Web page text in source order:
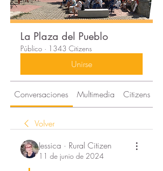
La Plaza del Pueblo
Público · 1343 Citizens
Unirse
Conversaciones Multimedia Citizens
Volver
Jessica · Rural Citizen
11 de junio de 2024